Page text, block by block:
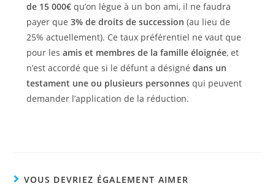
de 15 000€ qu’on lègue à un bon ami, il ne faudra
payer que 3% de droits de succession (au lieu de
25% actuellement). Ce taux préférentiel ne vaut que
pour les amis et membres de la famille éloignée, et
n’est accordé que si le défunt a désigné dans un
testament une ou plusieurs personnesqui peuvent
demander l’application de la réduction.
VOUS DEVRIEZ ÉGALEMENT AIMER